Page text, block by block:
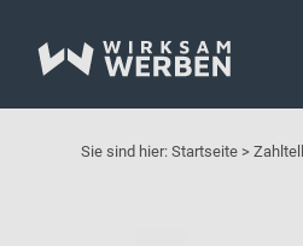
Sie sind hier:Startseite >